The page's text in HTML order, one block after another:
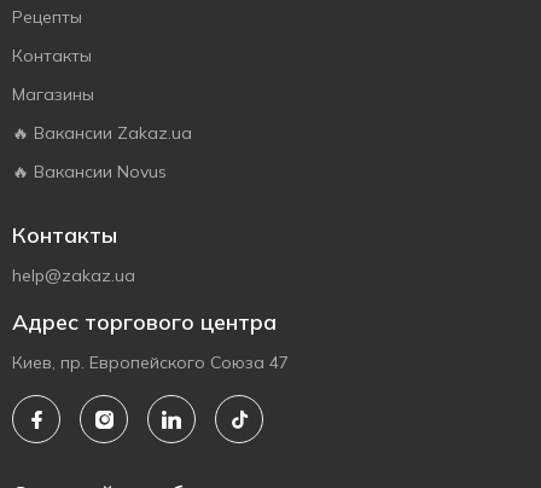
Рецепты
Контакты
Магазины
🔥 Вакансии Zakaz.ua
🔥 Вакансии Novus
Контакты
help@zakaz.ua
Адрес торгового центра
Киев, пр. Европейского Союза 47